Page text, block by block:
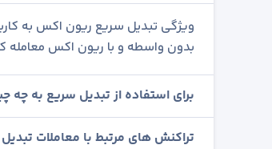
ویژگی تبدیل سریع ریون اکس به
بدون واسطه و با ریون اکس معامله
برای استفاده از تبدیل سریع به چه
تراکنش های مرتبط با معاملات